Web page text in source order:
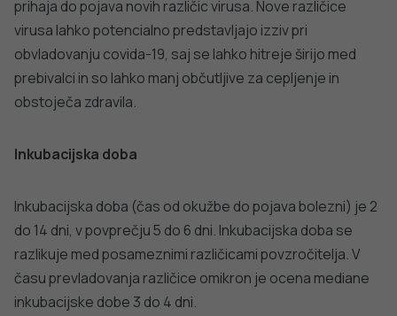
Preprečevanje okužbe
Za preprečevanje širjenja okužbe so pomembni naslednji
ukrepi:
Pogosto si umivamo ali razkužujemo roke;
Izogibamo se zadrževanju v natrpanih zaprtih
prostorih oz. če je mogoče, vzdržujemo medosebno
razdaljo (2 metra);